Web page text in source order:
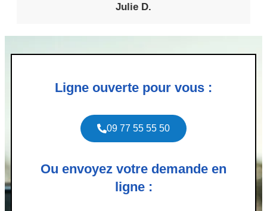
Julie D.
Ligne ouverte pour vous :
09 77 55 55 50
Ou envoyez votre demande en
ligne :